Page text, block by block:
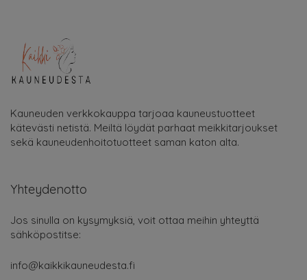
Kauneuden verkkokauppa tarjoaa kauneustuotteet
kätevästi netistä. Meiltä löydät parhaat meikkitarjoukset
sekä kauneudenhoitotuotteet saman katon alta.
Yhteydenotto
Jos sinulla on kysymyksiä, voit ottaa meihin yhteyttä
sähköpostitse:
info@kaikkikauneudesta.fi